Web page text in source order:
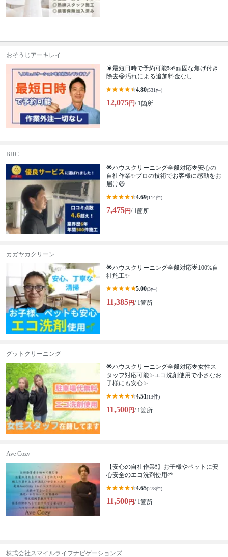
おそうじアーキレイ
☀最短日時で予約可能❗🌱頑固な焦げ付き
除去😆汚れによる追加料金なし
4.80(531件)
12,075円/ 1箇所
BHC
🌟ハウスクリーニング全般対応🌟安心の
自社作業✨プロの技術でお客様に感動をお
届け😃
4.69(114件)
7,475円/ 1箇所
カガヤカクリーン
🌟ハウスクリーニング全般対応🌟100%自
社施工✨
5.00(3件)
11,385円/ 1箇所
グットクリーニング
🌟ハウスクリーニング全般対応🌟女性ス
タッフ対応可能✨エコ洗剤使用で小さなお
子様にも安心✨
4.51(13件)
11,500円/ 1箇所
Ave Cozy
【安心の自社作業❗️】お子様やペットに安
心安全のエコ洗剤使用🌱
4.65(278件)
11,500円/ 1箇所
株式会社スマイルライフナビゲーションズ